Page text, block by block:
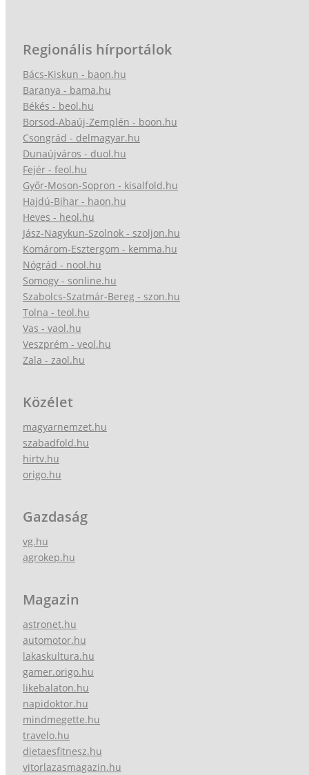
Regionális hírportálok
Bács-Kiskun - baon.hu
Baranya - bama.hu
Békés - beol.hu
Borsod-Abaúj-Zemplén - boon.hu
Csongrád - delmagyar.hu
Dunaújváros - duol.hu
Fejér - feol.hu
Győr-Moson-Sopron - kisalfold.hu
Hajdú-Bihar - haon.hu
Heves - heol.hu
Jász-Nagykun-Szolnok - szoljon.hu
Komárom-Esztergom - kemma.hu
Nógrád - nool.hu
Somogy - sonline.hu
Szabolcs-Szatmár-Bereg - szon.hu
Tolna - teol.hu
Vas - vaol.hu
Veszprém - veol.hu
Zala - zaol.hu
Közélet
magyarnemzet.hu
szabadfold.hu
hirtv.hu
origo.hu
Gazdaság
vg.hu
agrokep.hu
Magazin
astronet.hu
automotor.hu
lakaskultura.hu
gamer.origo.hu
likebalaton.hu
napidoktor.hu
mindmegette.hu
travelo.hu
dietaesfitnesz.hu
vitorlazasmagazin.hu